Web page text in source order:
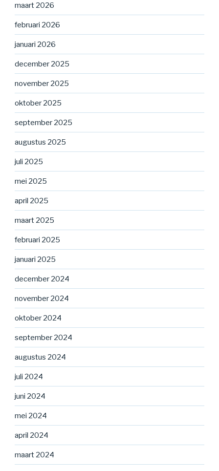
maart 2026
februari 2026
januari 2026
december 2025
november 2025
oktober 2025
september 2025
augustus 2025
juli 2025
mei 2025
april 2025
maart 2025
februari 2025
januari 2025
december 2024
november 2024
oktober 2024
september 2024
augustus 2024
juli 2024
juni 2024
mei 2024
april 2024
maart 2024